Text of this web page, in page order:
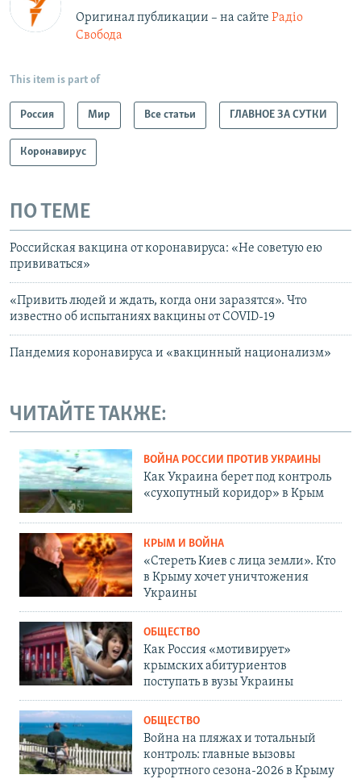
Оригинал публикации – на сайте Радіо
Свобода
This item is part of
Россия Мир Все статьи ГЛАВНОЕ ЗА СУТКИ
Коронавирус
ПО ТЕМЕ
Российская вакцина от коронавируса: «Не советую ею
прививаться»
«Привить людей и ждать, когда они заразятся». Что
известно об испытаниях вакцины от COVID-19
Пандемия коронавируса и «вакцинный национализм»
ЧИТАЙТЕ ТАКЖЕ:
ВОЙНА РОССИИ ПРОТИВ УКРАИНЫ
Как Украина берет под контроль
«сухопутный коридор» в Крым
КРЫМ И ВОЙНА
«Стереть Киев с лица земли». Кто
в Крыму хочет уничтожения
Украины
ОБЩЕСТВО
Как Россия «мотивирует»
крымских абитуриентов
поступать в вузы Украины
ОБЩЕСТВО
Война на пляжах и тотальный
контроль: главные вызовы
курортного сезона-2026 в Крыму